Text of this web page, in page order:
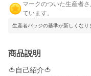
マークのついた生産者
ています。
生産者バッジの基準が新しくなり
商品説明
🍅自己紹介🍅